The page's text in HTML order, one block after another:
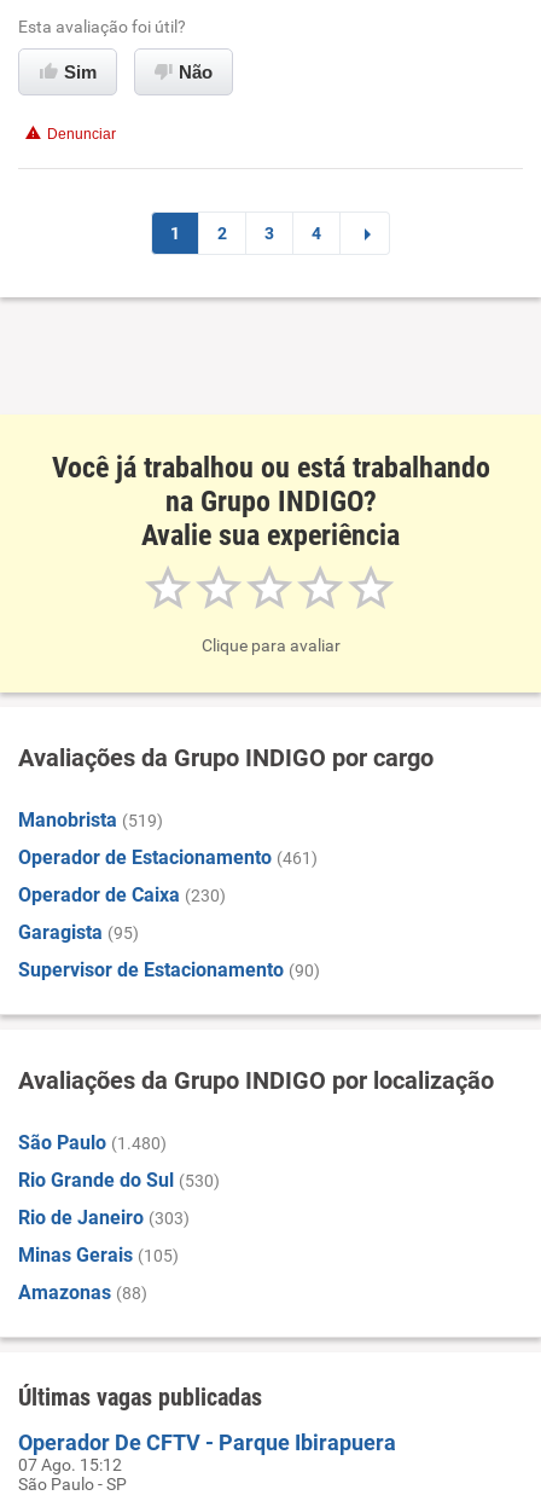
Benefícios
Recomenda esta empresa
Recomenda a diretoria
Esta avaliação foi útil?
Sim Não
Denunciar
1 2 3 4
Você já trabalhou ou está trabalhando
na Grupo INDIGO?
Avalie sua experiência
Clique para avaliar
Avaliações da Grupo INDIGO por cargo
Manobrista (519)
Operador de Estacionamento (461)
Operador de Caixa (230)
Garagista (95)
Supervisor de Estacionamento (90)
Avaliações da Grupo INDIGO por localização
São Paulo (1.480)
Rio Grande do Sul (530)
Rio de Janeiro (303)
Minas Gerais (105)
Amazonas (88)
Últimas vagas publicadas
Operador De CFTV - Parque Ibirapuera
07 Ago. 15:12
São Paulo - SP